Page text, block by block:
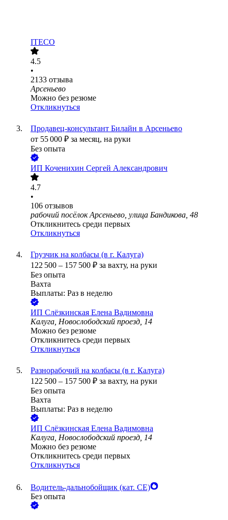
ITECO
4.5
•
2133 отзыва
Арсеньево
Можно без резюме
Откликнуться
Продавец-консультант Билайн в Арсеньево
от 55 000 ₽ за месяц, на руки
Без опыта
ИП Коченихин Сергей Александрович
4.7
•
106 отзывов
рабочий посёлок Арсеньево, улица Бандикова, 48
Откликнитесь среди первых
Откликнуться
Грузчик на колбасы (в г. Калуга)
122 500 – 157 500 ₽ за вахту, на руки
Без опыта
Вахта
Выплаты: Раз в неделю
ИП Слёзкинская Елена Вадимовна
Калуга, Новослободский проезд, 14
Можно без резюме
Откликнитесь среди первых
Откликнуться
Разнорабочий на колбасы (в г. Калуга)
122 500 – 157 500 ₽ за вахту, на руки
Без опыта
Вахта
Выплаты: Раз в неделю
ИП Слёзкинская Елена Вадимовна
Калуга, Новослободский проезд, 14
Можно без резюме
Откликнитесь среди первых
Откликнуться
Водитель-дальнобойщик (кат. CE)
Без опыта